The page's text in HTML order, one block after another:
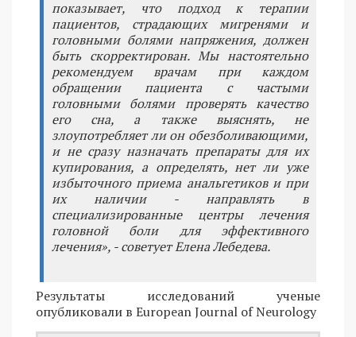
показывает, что подход к терапии
пациентов, страдающих мигренями и
головными болями напряжения, должен
быть скорректирован. Мы настоятельно
рекомендуем врачам при каждом
обращении пациента с частыми
головными болями проверять качество
его сна, а также выяснять, не
злоупотребляет ли он обезболивающими,
и не сразу назначать препараты для их
купирования, а определять, нет ли уже
избыточного приема анальгетиков и при
их наличии - направлять в
специализированные центры лечения
головной боли для эффективного
лечения», - советует Елена Лебедева.
Результаты исследований ученые
опубликовали в European Journal of Neurology